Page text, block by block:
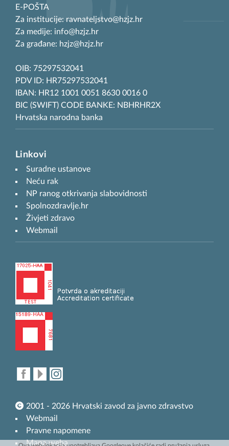
E-POŠTA
Za institucije: ravnateljstvo@hzjz.hr
Za medije: info@hzjz.hr
Za građane: hzjz@hzjz.hr
OIB: 75297532041
PDV ID: HR75297532041
IBAN: HR12 1001 0051 8630 0016 0
BIC (SWIFT) CODE BANKE: NBHRHR2X
Hrvatska narodna banka
Linkovi
Suradne ustanove
Neću rak
NP ranog otkrivanja slabovidnosti
Spolnozdravlje.hr
Živjeti zdravo
Webmail
2001 - 2026 Hrvatski zavod za javno zdravstvo
Webmail
Pravne napomene
Mapa weba